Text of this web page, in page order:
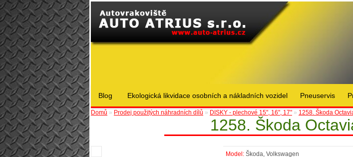
Blog Ekologická likvidace osobních a nákladních vozidel Pneuservis
Domů » Prodej použitých náhradních dílů » DISKY - plechové 15", 16", 17" » 1258. Škoda
1258. Škoda
Model: Škoda, Volkswagen